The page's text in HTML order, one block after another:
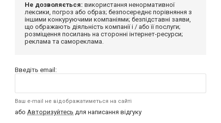
Не дозволяється: використання ненормативної
лексики, погроз або образ; безпосереднє порівняння з
іншими конкуруючими компаніями; безпідставні заяви,
що ображають діяльність компанії і / або її послуги;
розміщення посилань на сторонні інтернет-ресурси;
реклама та самореклама.
Введіть email:
Ваш e-mail не відображатиметься на сайті
або Авторизуйтесь для написання відгуку